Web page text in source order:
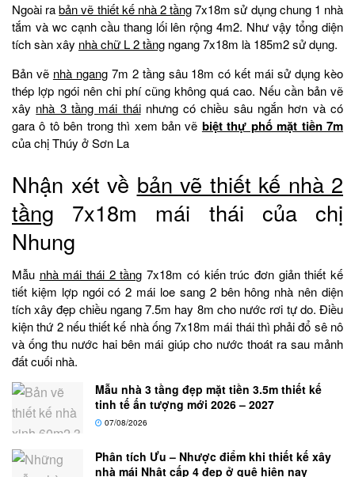
Ngoài rabản vẽ thiết kế nhà 2 tầng7x18m sử dụng chung 1 nhà
tắm và wc cạnh cầu thang lối lên rộng 4m2. Như vậy tổng diện
tích sàn xây nhà chữ L 2 tầng ngang 7x18m là 185m2 sử dụng.
Bản vẽ nhà ngang7m 2 tầng sâu 18m có kết mái sử dụng kèo
thép lợp ngói nên chi phí cũng không quá cao. Nếu cần bản vẽ
xây nhà 3 tầng mái tháinhưng có chiều sâu ngắn hơn và có
gara ô tô bên trong thì xem bản vẽ biệt thự phố mặt tiền 7m
của chị Thúy ở Sơn La
Nhận xét về bản vẽ thiết kế nhà 2
tầng 7x18m mái thái của chị
Nhung
Mẫu nhà mái thái 2 tầng 7x18m có kiến trúc đơn giản thiết kế
tiết kiệm lợp ngói có 2 mái loe sang 2 bên hông nhà nên diện
tích xây đẹp chiều ngang 7.5m hay 8m cho nước rơi tự do. Điều
kiện thứ 2 nếu thiết kế nhà ống 7x18m mái thái thì phải đổ sê nô
và ống thu nước hai bên mái giúp cho nước thoát ra sau mảnh
đất cuối nhà.
Mẫu nhà 3 tầng đẹp mặt tiền 3.5m thiết kế
tinh tế ấn tượng mới 2026 – 2027
07/08/2026
Phân tích Ưu – Nhược điểm khi thiết kế xây
nhà mái Nhật cấp 4 đẹp ở quê hiện nay